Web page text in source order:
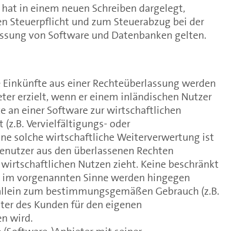
in einem neuen Schreiben dargelegt,
Steuerpflicht und zum Steuerabzug bei der
von Software und Datenbanken gelten.
aus einer Rechteüberlassung werden
erzielt, wenn er einem inländischen Nutzer
an einer Software zur wirtschaftlichen
Vervielfältigungs- oder
solche wirtschaftliche Weiterverwertung ist
aus den überlassenen Rechten
Nutzen zieht. Keine beschränkt
vorgenannten Sinne werden hingegen
zum bestimmungsgemäßen Gebrauch (z.B.
des Kunden für den eigenen
wird.